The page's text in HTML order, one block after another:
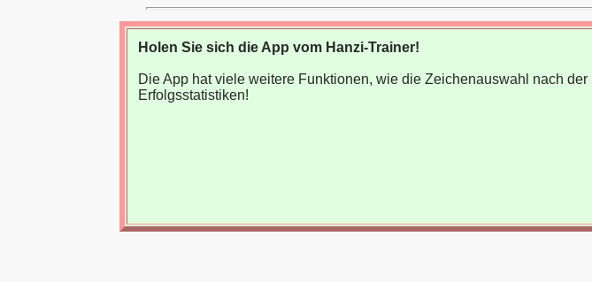
Holen Sie sich die App vom Hanzi-Trainer!
Die App hat viele weitere Funktionen, wie die Zeichenauswahl nach
Erfolgsstatistiken!